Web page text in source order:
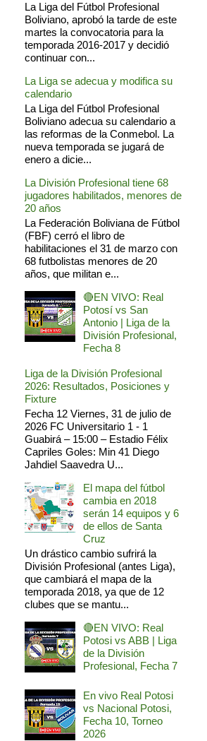
La Liga del Fútbol Profesional
Boliviano, aprobó la tarde de este
martes la convocatoria para la
temporada 2016-2017 y decidió
continuar con...
La Liga se adecua y modifica su
calendario
La Liga del Fútbol Profesional
Boliviano adecua su calendario a
las reformas de la Conmebol. La
nueva temporada se jugará de
enero a dicie...
La División Profesional tiene 68
jugadores habilitados, menores de
20 años
La Federación Boliviana de Fútbol
(FBF) cerró el libro de
habilitaciones el 31 de marzo con
68 futbolistas menores de 20
años, que militan e...
🔴EN VIVO: Real
Potosí vs San
Antonio | Liga de la
División Profesional,
Fecha 8
Liga de la División Profesional
2026: Resultados, Posiciones y
Fixture
Fecha 12 Viernes, 31 de julio de
2026 FC Universitario 1 - 1
Guabirá – 15:00 – Estadio Félix
Capriles Goles: Min 41 Diego
Jahdiel Saavedra U...
El mapa del fútbol
cambia en 2018
serán 14 equipos y 6
de ellos de Santa
Cruz
Un drástico cambio sufrirá la
División Profesional (antes Liga),
que cambiará el mapa de la
temporada 2018, ya que de 12
clubes que se mantu...
🔴EN VIVO: Real
Potosi vs ABB | Liga
de la División
Profesional, Fecha 7
En vivo Real Potosi
vs Nacional Potosi,
Fecha 10, Torneo
2026